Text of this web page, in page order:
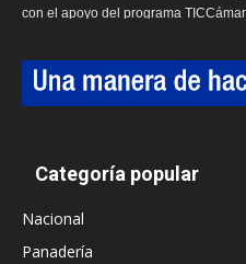
con el apoyo del programa
Categoría popular
Nacional
Panadería